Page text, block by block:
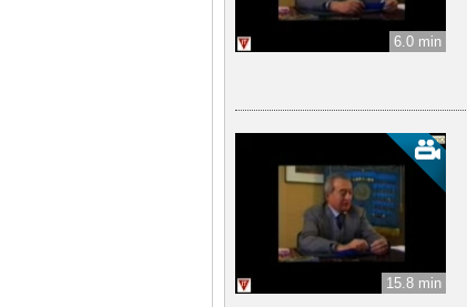
6.0 min
15.8 min